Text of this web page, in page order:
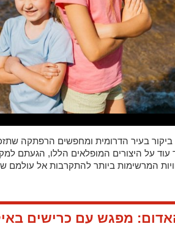
בעיר הדרומית ומחפשים הרפתקה
עוד על היצורים המופלאים הללו, הגעתם
המרשימות ביותר להתקרבות אל עולמם
מפגש עם כרישים